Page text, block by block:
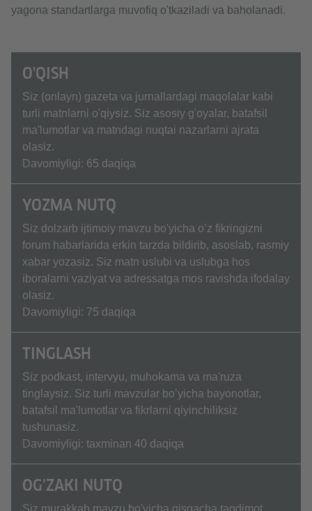
yagona standartlarga muvofiq o'tkaziladi va baholanadi.
O'QISH
Siz (onlayn) gazeta va jurnallardagi maqolalar kabi
turli matnlarni o'qiysiz. Siz asosiy g'oyalar, batafsil
ma'lumotlar va matndagi nuqtai nazarlarni ajrata
olasiz.
Davomiyligi: 65 daqiqa
YOZMA NUTQ
Siz dolzarb ijtimoiy mavzu bo'yicha o’z fikringizni
forum habarlarida erkin tarzda bildirib, asoslab, rasmiy
xabar yozasiz. Siz matn uslubi va uslubga hos
iboralarni vaziyat va adressatga mos ravishda ifodalay
olasiz.
Davomiyligi: 75 daqiqa
TINGLASH
Siz podkast, intervyu, muhokama va ma'ruza
tinglaysiz. Siz turli mavzular bo’yicha bayonotlar,
batafsil ma'lumotlar va fikrlarni qiyinchiliksiz
tushunasiz.
Davomiyligi: taxminan 40 daqiqa
OG’ZAKI NUTQ
Siz murakkab mavzu bo'yicha qisqacha taqdimot